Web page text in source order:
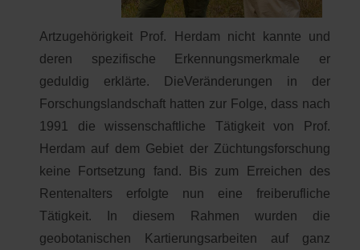
Artzugehörigkeit Prof. Herdam nicht kannte und
deren spezifische Erkennungsmerkmale er
geduldig erklärte. DieVeränderungen in der
Forschungslandschaft hatten zur Folge, dass nach
1991 die wissenschaftliche Tätigkeit von Prof.
Herdam auf dem Gebiet der Züchtungsforschung
keine Fortsetzung fand. Bis zum Erreichen des
Rentenalters erfolgte nun eine freiberufliche
Tätigkeit. In diesem Rahmen wurden die
geobotanischen Kartierungsarbeiten auf ganz